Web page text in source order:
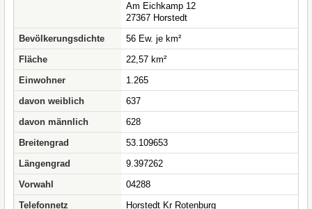
Am Eichkamp 12
27367 Horstedt
Bevölkerungsdichte
56 Ew. je km²
Fläche
22,57 km²
Einwohner
1.265
davon weiblich
637
davon männlich
628
Breitengrad
53.109653
Längengrad
9.397262
Vorwahl
04288
Telefonnetz
Horstedt Kr Rotenburg